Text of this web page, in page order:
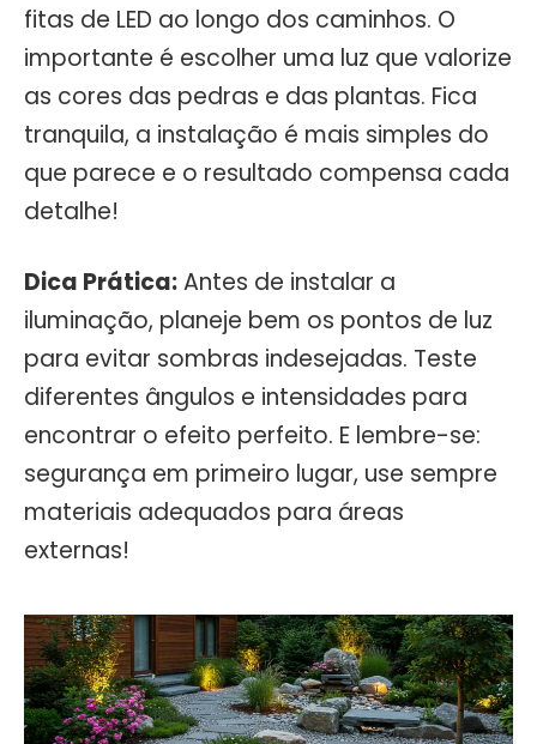
fitas de LED ao longo dos caminhos. O
importante é escolher uma luz que valorize
as cores das pedras e das plantas. Fica
tranquila, a instalação é mais simples do
que parece e o resultado compensa cada
detalhe!
Dica Prática:Antes de instalar a
iluminação, planeje bem os pontos de luz
para evitar sombras indesejadas. Teste
diferentes ângulos e intensidades para
encontrar o efeito perfeito. E lembre-se:
segurança em primeiro lugar, use sempre
materiais adequados para áreas
externas!